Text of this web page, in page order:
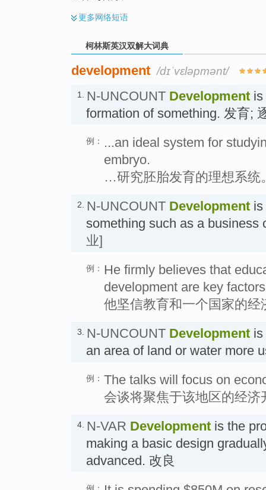
更多网络短语
柯林斯英汉双解大词典
development /dɪˈvɛləpmənt/
1. N-UNCOUNT Development is
formation of something. 发育;
例：
...an ideal system for
embryo.
…研究胚胎发育的理想系统
2. N-UNCOUNT Development is
something such as a business
业]
例： He firmly believes that
development are key
他坚信教育和一个国家的
3. N-UNCOUNT Development is
an area of land or water more
例： The talks will focus on
会谈将聚焦于该地区的经济
4. N-VAR Development is the
making a basic design
advanced. 改良